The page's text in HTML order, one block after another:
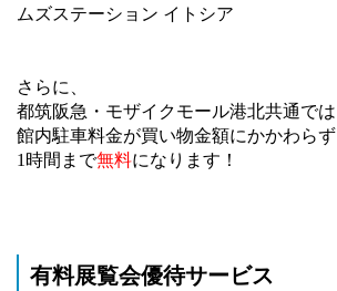
ムズステーション イトシア
さらに、
都筑阪急・モザイクモール港北共通では
館内駐車料金が買い物金額にかかわらず
1時間まで無料になります！
有料展覧会優待サービス